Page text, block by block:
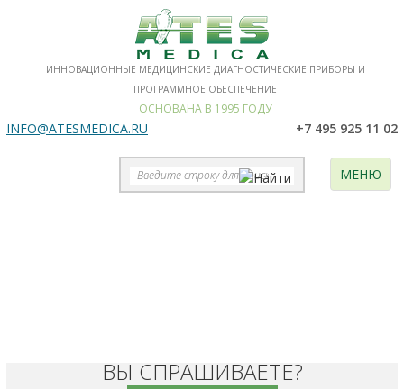
ИННОВАЦИОННЫЕ МЕДИЦИНСКИЕ ДИАГНОСТИЧЕСКИЕ ПРИБОРЫ И
ПРОГРАММНОЕ ОБЕСПЕЧЕНИЕ
ОСНОВАНА В 1995 ГОДУ
INFO@ATESMEDICA.RU +7 495 925 11 02
МЕНЮ
ВЫ СПРАШИВАЕТЕ?